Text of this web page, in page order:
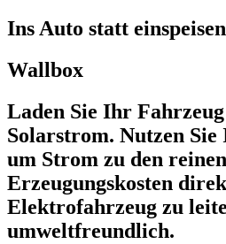
Ins Auto statt einspeisen
Wallbox
Laden Sie Ihr
Solarstrom. Nutzen Sie
um Strom zu den reinen
Erzeugungskosten
Elektrofahrzeug zu
umweltfreundlich.